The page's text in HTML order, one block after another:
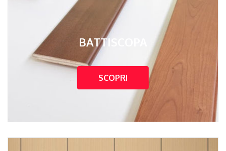
BATTISCOPA
SCOPRI